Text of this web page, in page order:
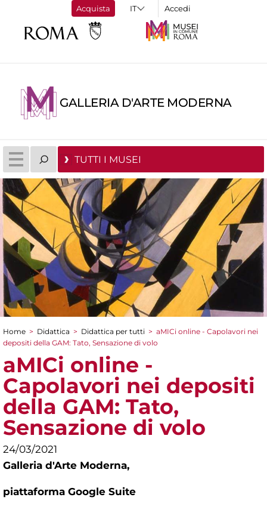
Acquista Accedi
GALLERIA D'ARTE MODERNA
TUTTI I MUSEI
Tu sei qui
Home > Didattica > Didattica per tutti > aMICi online - Capolavori nei
depositi della GAM: Tato, Sensazione di volo
aMICi online -
Capolavori nei depositi
della GAM: Tato,
Sensazione di volo
24/03/2021
Galleria d'Arte Moderna,
piattaforma Google Suite